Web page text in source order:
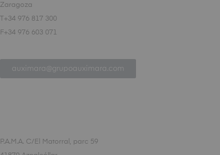
Zaragoza
T+34 976 817 300
F+34 976 603 071
auximara@grupoauximara.com
P.A.M.A. C/El Matorral, parc 59